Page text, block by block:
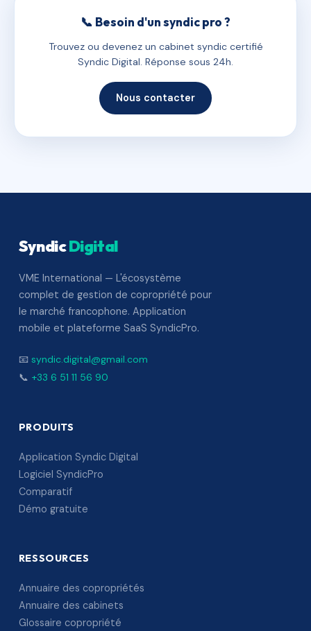
📞 Besoin d'un syndic pro ?
Trouvez ou devenez un cabinet syndic certifié
Syndic Digital. Réponse sous 24h.
Nous contacter
SyndicDigital
VME International — L'écosystème
complet de gestion de copropriété pour
le marché francophone. Application
mobile et plateforme SaaS SyndicPro.
📧 syndic.digital@gmail.com
📞 +33 6 51 11 56 90
PRODUITS
Application Syndic Digital
Logiciel SyndicPro
Comparatif
Démo gratuite
RESSOURCES
Annuaire des copropriétés
Annuaire des cabinets
Glossaire copropriété